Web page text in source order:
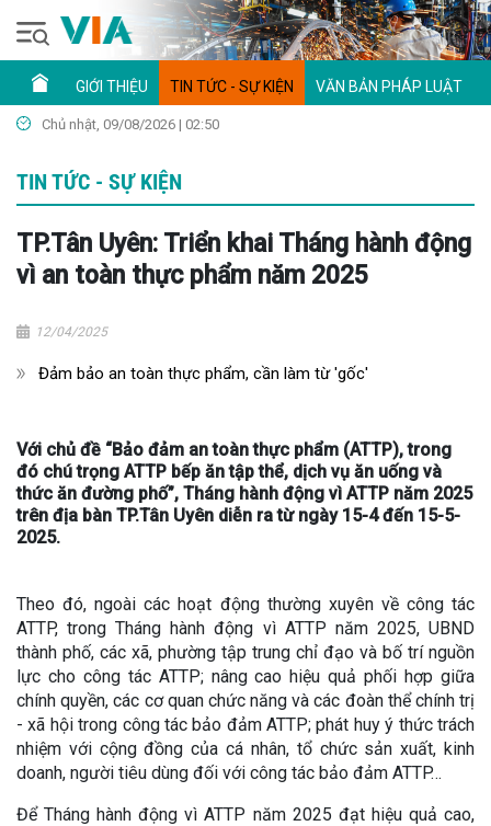
GIỚI THIỆU TIN TỨC - SỰ KIỆN VĂN BẢN PHÁP LUẬT
Chủ nhật, 09/08/2026 | 02:50
TIN TỨC - SỰ KIỆN
TP.Tân Uyên: Triển khai Tháng hành động
vì an toàn thực phẩm năm 2025
12/04/2025
Đảm bảo an toàn thực phẩm, cần làm từ 'gốc'
Với chủ đề “Bảo đảm an toàn thực phẩm (ATTP), trong
đó chú trọng ATTP bếp ăn tập thể, dịch vụ ăn uống và
thức ăn đường phố”, Tháng hành động vì ATTP năm 2025
trên địa bàn TP.Tân Uyên diễn ra từ ngày 15-4 đến 15-5-
2025.
Theo đó, ngoài các hoạt động thường xuyên về công tác
ATTP, trong Tháng hành động vì ATTP năm 2025, UBND
thành phố, các xã, phường tập trung chỉ đạo và bố trí nguồn
lực cho công tác ATTP; nâng cao hiệu quả phối hợp giữa
chính quyền, các cơ quan chức năng và các đoàn thể chính trị
- xã hội trong công tác bảo đảm ATTP; phát huy ý thức trách
nhiệm với cộng đồng của cá nhân, tổ chức sản xuất, kinh
doanh, người tiêu dùng đối với công tác bảo đảm ATTP…
Để Tháng hành động vì ATTP năm 2025 đạt hiệu quả cao,